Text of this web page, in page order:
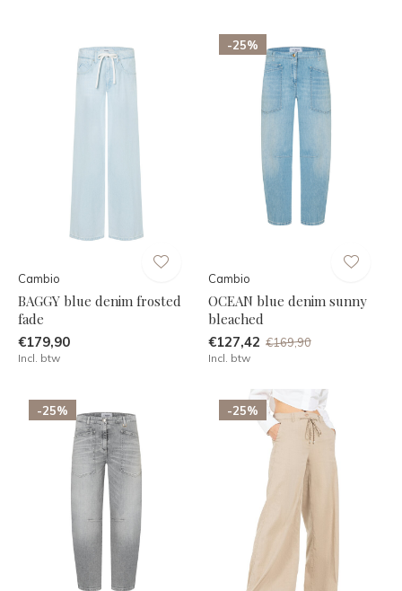
Cambio
BAGGY blue denim frosted
fade
€179,90
Incl. btw
-25%
Cambio
OCEAN blue denim sunny
bleached
€127,42 €169,90
Incl. btw
-25% -25%